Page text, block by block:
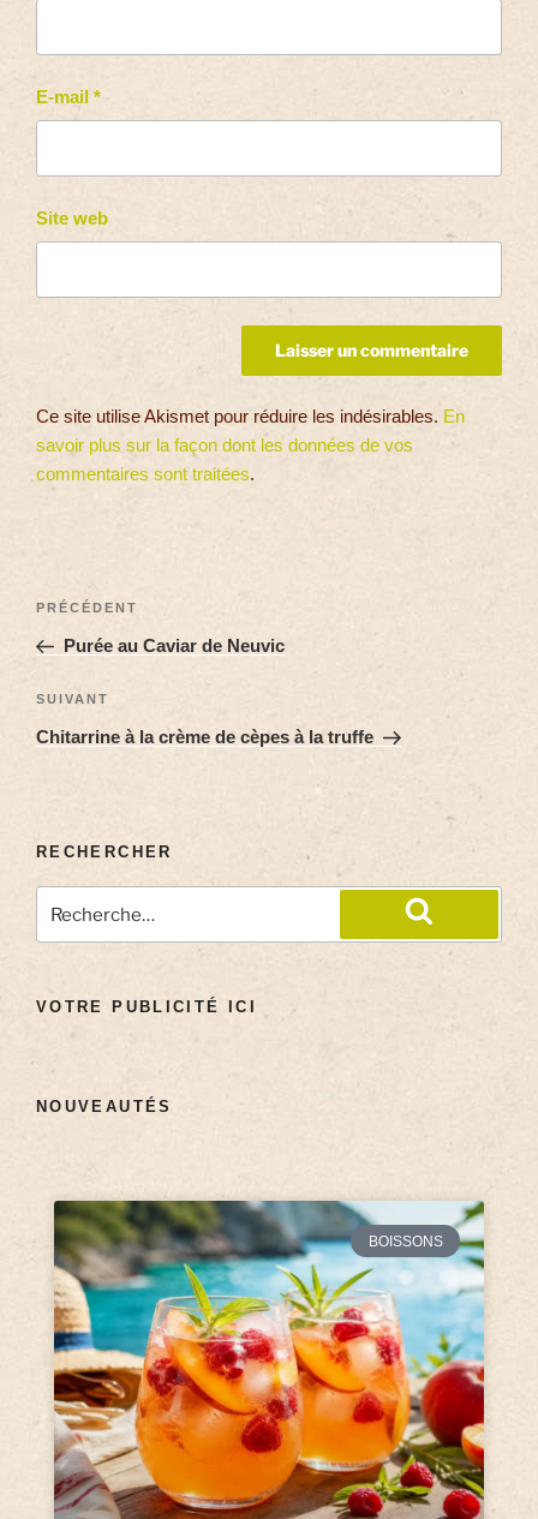
E-mail *
Site web
Ce site utilise Akismet pour réduire les indésirables. En
savoir plus sur la façon dont les données de vos
commentaires sont traitées.
PRÉCÉDENT
Purée au Caviar de Neuvic
SUIVANT
Chitarrine à la crème de cèpes à la truffe
RECHERCHER
VOTRE PUBLICITÉ ICI
NOUVEAUTÉS
BOISSONS